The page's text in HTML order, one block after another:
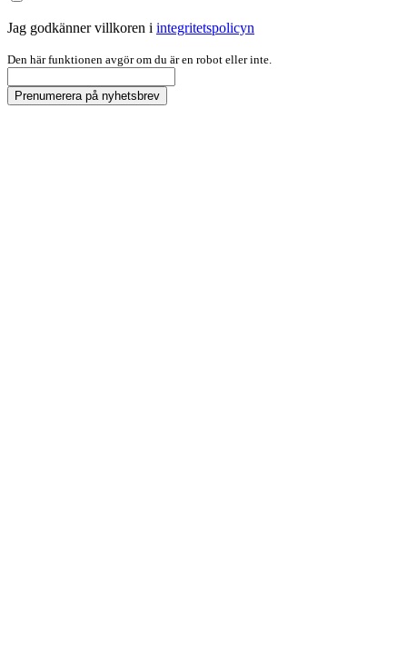
Jag godkänner villkoren i integritetspolicyn
Den här funktionen avgör om du är en robot eller inte.